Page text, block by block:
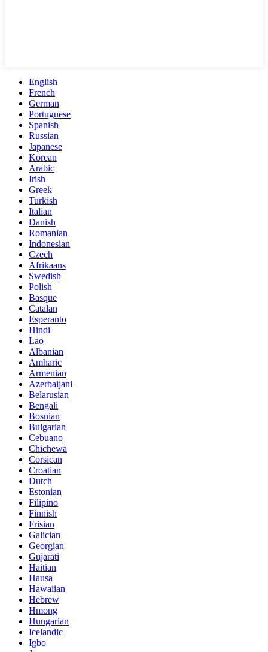
English
French
German
Portuguese
Spanish
Russian
Japanese
Korean
Arabic
Irish
Greek
Turkish
Italian
Danish
Romanian
Indonesian
Czech
Afrikaans
Swedish
Polish
Basque
Catalan
Esperanto
Hindi
Lao
Albanian
Amharic
Armenian
Azerbaijani
Belarusian
Bengali
Bosnian
Bulgarian
Cebuano
Chichewa
Corsican
Croatian
Dutch
Estonian
Filipino
Finnish
Frisian
Galician
Georgian
Gujarati
Haitian
Hausa
Hawaiian
Hebrew
Hmong
Hungarian
Icelandic
Igbo